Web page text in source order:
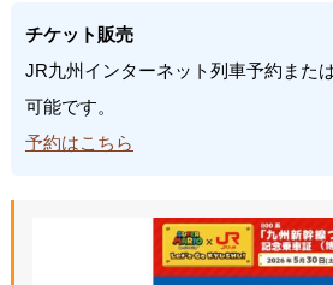
チケット販売
JR九州インターネット列車予約また
可能です。
予約はこちら